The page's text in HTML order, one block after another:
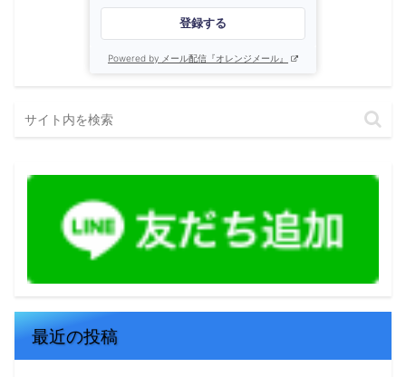
登録する
Powered by メール配信『オレンジメール』
最近の投稿